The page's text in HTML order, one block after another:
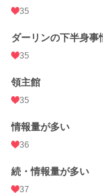
35
ダーリンの下半身事
35
領主館
35
情報量が多い
36
続・情報量が多い
37